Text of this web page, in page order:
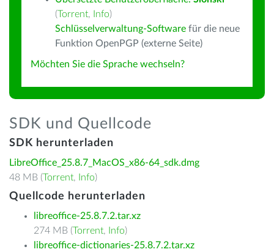
(Torrent, Info)
Schlüsselverwaltung-Software für die neue
Funktion OpenPGP (externe Seite)
Möchten Sie die Sprache wechseln?
SDK und Quellcode
SDK herunterladen
LibreOffice_25.8.7_MacOS_x86-64_sdk.dmg
48 MB (Torrent, Info)
Quellcode herunterladen
libreoffice-25.8.7.2.tar.xz
274 MB (Torrent, Info)
libreoffice-dictionaries-25.8.7.2.tar.xz